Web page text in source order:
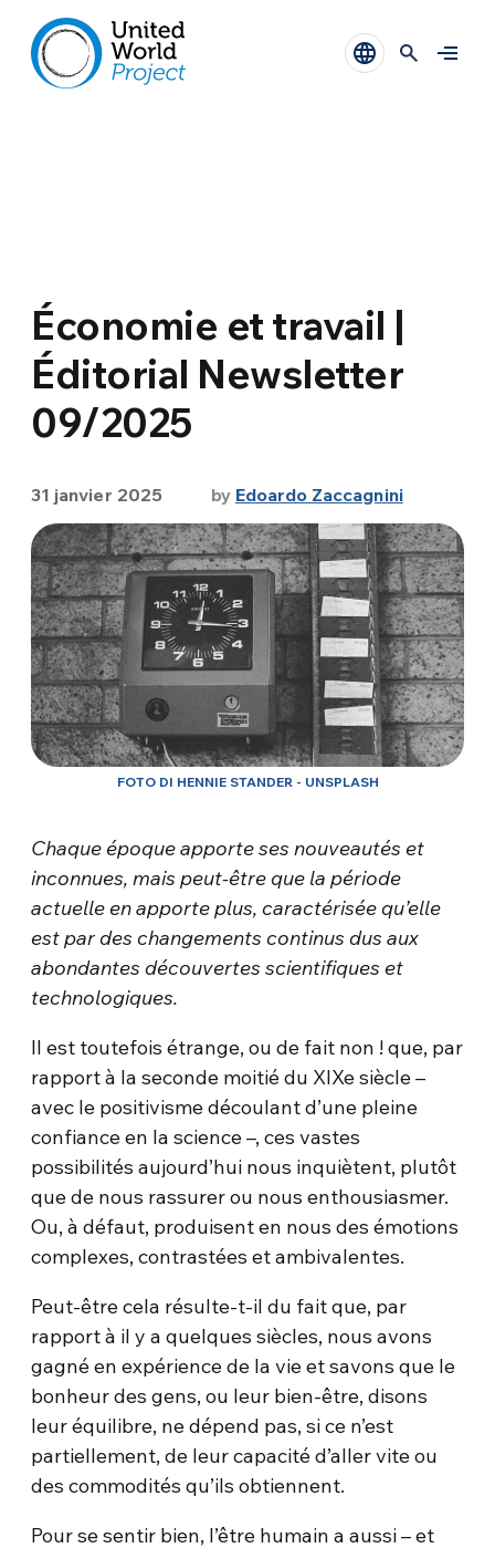
Économie et travail |
Éditorial Newsletter
09/2025
31 janvier 2025 by Edoardo Zaccagnini
FOTO DI HENNIE STANDER - UNSPLASH
Chaque époque apporte ses nouveautés et
inconnues, mais peut-être que la période
actuelle en apporte plus, caractérisée qu’elle
est par des changements continus dus aux
abondantes découvertes scientifiques et
technologiques.
Il est toutefois étrange, ou de fait non ! que, par
rapport à la seconde moitié du XIXe siècle –
avec le positivisme découlant d’une pleine
confiance en la science –, ces vastes
possibilités aujourd’hui nous inquiètent, plutôt
que de nous rassurer ou nous enthousiasmer.
Ou, à défaut, produisent en nous des émotions
complexes, contrastées et ambivalentes.
Peut-être cela résulte-t-il du fait que, par
rapport à il y a quelques siècles, nous avons
gagné en expérience de la vie et savons que le
bonheur des gens, ou leur bien-être, disons
leur équilibre, ne dépend pas, si ce n’est
partiellement, de leur capacité d’aller vite ou
des commodités qu’ils obtiennent.
Pour se sentir bien, l’être humain a aussi – et